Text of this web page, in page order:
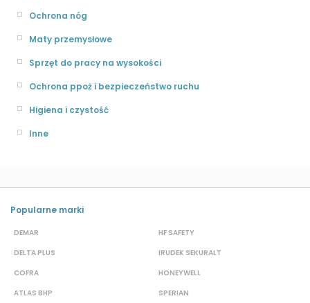
Ochrona nóg
Maty przemysłowe
Sprzęt do pracy na wysokości
Ochrona ppoż i bezpieczeństwo ruchu
Higiena i czystość
Inne
Popularne marki
DEMAR
DELTA PLUS
COFRA
ATLAS BHP
HF SAFETY
IRUDEK SEKURALT
HONEYWELL
SPERIAN